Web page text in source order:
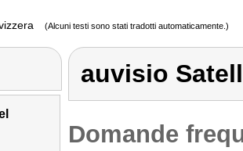
(Alcuni testi sono stati tradotti automaticamente.)
auvisio
Domande